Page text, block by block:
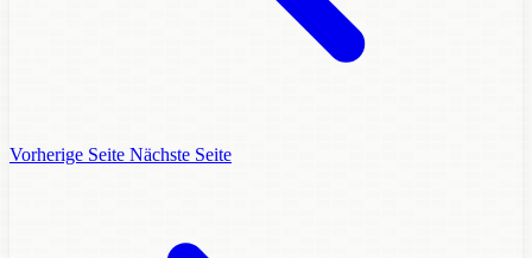
Vorherige Seite Nächste Seite